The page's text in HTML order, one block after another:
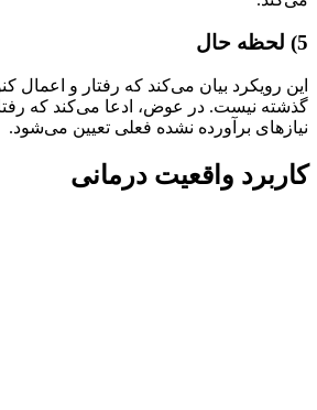
5) لحظه حال
این رویکرد بیان می‌کند که رفتار و اعمال
گذشته نیست. در عوض، ادعا می‌کند که
نیازهای برآورده نشده فعلی تعیین می‌شود.
کاربرد واقعیت درمانی